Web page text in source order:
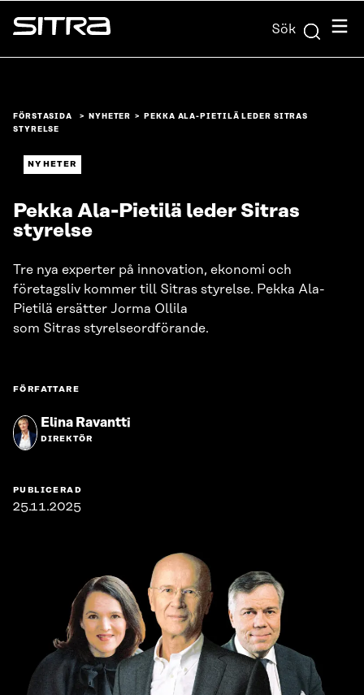
Skip to
content
Sitra Sök Meny
FÖRSTASIDA NYHETER
PEKKA ALA-PIETILÄ LEDER SITRAS
STYRELSE
NYHETER
Pekka Ala-Pietilä leder Sitras
styrelse
Tre nya experter på innovation, ekonomi och
företagsliv kommer till Sitras styrelse. Pekka Ala-
Pietilä ersätter Jorma Ollila
som Sitras styrelseordförande.
FÖRFATTARE
Elina Ravantti
DIREKTÖR
PUBLICERAD
25.11.2025